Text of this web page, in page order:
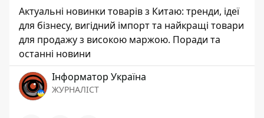
Актуальні новинки товарів з Китаю: тренди, ідеї
для бізнесу, вигідний імпорт та найкращі товари
для продажу з високою маржою. Поради та
останні новини
Інформатор Україна
ЖУРНАЛІСТ